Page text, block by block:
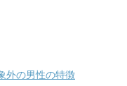
外の男性の特徴